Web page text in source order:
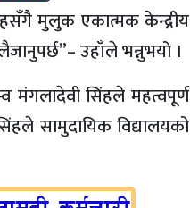
मुलुक एकात्मक केन्द्रीय
उहाँले भन्नुभयो ।
मंगलादेवी सिंहले महत्वपूर्ण
सामुदायिक विद्यालयको